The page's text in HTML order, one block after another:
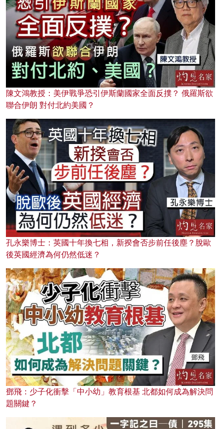
陳文鴻教授：美伊戰爭恐引伊斯蘭國家全面反撲？ 俄羅斯欲
聯合伊朗 對付北約美國？
孔永樂博士：英國十年換七相，新揆會否步前任後塵？脫歐
後英國經濟為何仍然低迷？
鄧飛：少子化衝擊「中小幼」教育根基 北都如何成為解決問
題關鍵？